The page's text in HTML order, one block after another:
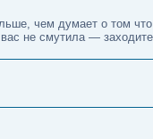
чем думает о том что
не смутила —